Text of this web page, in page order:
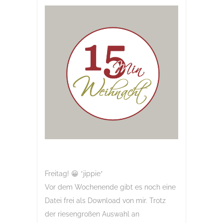
Freitag! 😀 *jippie*
Vor dem Wochenende gibt es noch eine
Datei frei als Download von mir. Trotz
der riesengroßen Auswahl an